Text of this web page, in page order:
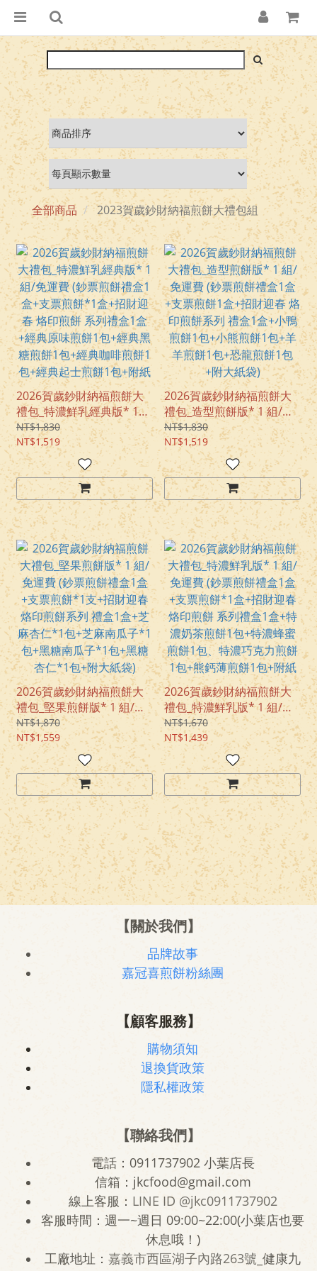
全部商品 2023賀歲鈔財納福煎餅大禮包組
2026賀歲鈔財納福煎餅大
禮包_特濃鮮乳經典版* 1
組/免運費 (鈔票煎餅禮盒1
盒+支票煎餅*1盒+招財迎
春 烙印煎餅 系列禮盒1盒
+經典原味煎餅1包+經典黑
糖煎餅1包+經典咖啡煎餅1
包+經典起士煎餅1包+附紙
袋)
NT$1,830
NT$1,519
2026賀歲鈔財納福煎餅大
禮包_造型煎餅版* 1 組/免
運費 (鈔票煎餅禮盒1盒+支
票煎餅1盒+招財迎春 烙印
煎餅系列 禮盒1盒+小鴨煎
餅1包+小熊煎餅1包+羊羊
煎餅1包+恐龍煎餅1包+附
大紙袋)
NT$1,830
NT$1,519
2026賀歲鈔財納福煎餅大
禮包_堅果煎餅版* 1 組/免
運費 (鈔票煎餅禮盒1盒+支
票煎餅*1支+招財迎春 烙印
煎餅系列 禮盒1盒+芝麻杏
仁*1包+芝麻南瓜子*1包
+黑糖南瓜子*1包+黑糖杏
仁*1包+附大紙袋)
NT$1,870
NT$1,559
2026賀歲鈔財納福煎餅大
禮包_特濃鮮乳版* 1 組/免
運費 (鈔票煎餅禮盒1盒+支
票煎餅*1盒+招財迎春 烙印
煎餅 系列禮盒1盒+特濃奶
茶煎餅1包+特濃蜂蜜煎餅1
包、特濃巧克力煎餅1包
+熊鈣薄煎餅1包+附紙袋)
NT$1,670
NT$1,439
【關於我們】
品牌故事
嘉冠喜煎餅粉絲團
【顧客服務】
購物須知
退換貨政策
隱私權政策
【聯絡我們】
電話：0911737902 小葉店長
信箱：jkcfood@gmail.com
線上客服： LINE ID @jkc0911737902
客服時間：週一~週日 09:00~22:00(小葉店也要
休息哦！)
工廠地址： 嘉義市西區湖子內路263號 _健康九